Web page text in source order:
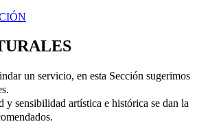
un servicio, en esta Sección sugerimos
y sensibilidad artística e histórica se dan la